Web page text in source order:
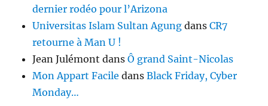
dernier rodéo pour l’Arizona
Universitas Islam Sultan Agung dansCR7
retourne à Man U !
Jean Julémont dansÔ grand Saint-Nicolas
Mon Appart Facile dansBlack Friday, Cyber
Monday…